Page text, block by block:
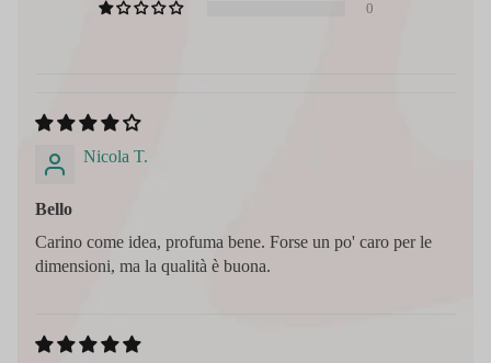
0
Nicola T.
Bello
Carino come idea, profuma bene. Forse un po' caro per le
dimensioni, ma la qualità è buona.